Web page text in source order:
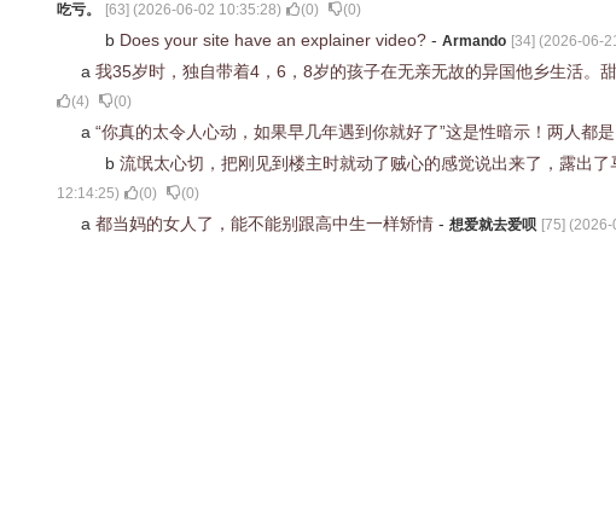
吃亏。
[63] (2026-06-02 10:35:28) (0) (0)
b Does your site have an explainer video? - Armando [34] (2026-06-
a 我35岁时，独自带着4，6，8岁的孩子在无亲无故的异国他乡生活。
(4) (0)
a “你真的太令人心动，如果早几年遇到你就好了”这是性暗示！两人都
b 流氓太心切，把刚见到楼主时就动了贼心的感觉说出来了，露出了
12:14:25) (0) (0)
a 都当妈的女人了，能不能别跟高中生一样矫情 - 想爱就去爱呗 [75] (2026-